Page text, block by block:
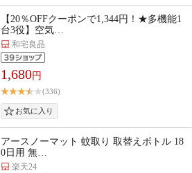
【20％OFFクーポンで1,344円！★多機能1
台3役】空気…
和宅良品
1,680円
(336)
アースノーマット 蚊取り 取替えボトル 18
0日用 無…
楽天24